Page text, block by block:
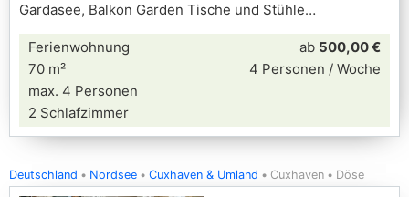
Gardasee, Balkon Garden Tische und Stühle
Ferienwohnung
70 m²
max. 4 Personen
2 Schlafzimmer
ab 500,00 €
4 Personen / Woche
Deutschland Nordsee Cuxhaven & Umland Cuxhaven Döse